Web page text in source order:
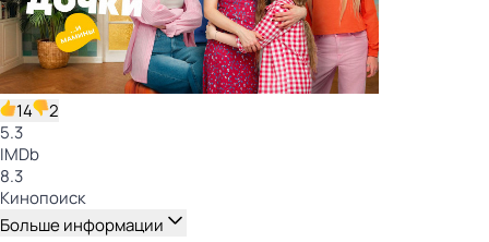
14
2
5.3
IMDb
8.3
Кинопоиск
Больше информации